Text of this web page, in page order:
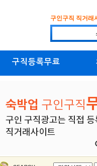
구인구직 직거래
구직등록무료